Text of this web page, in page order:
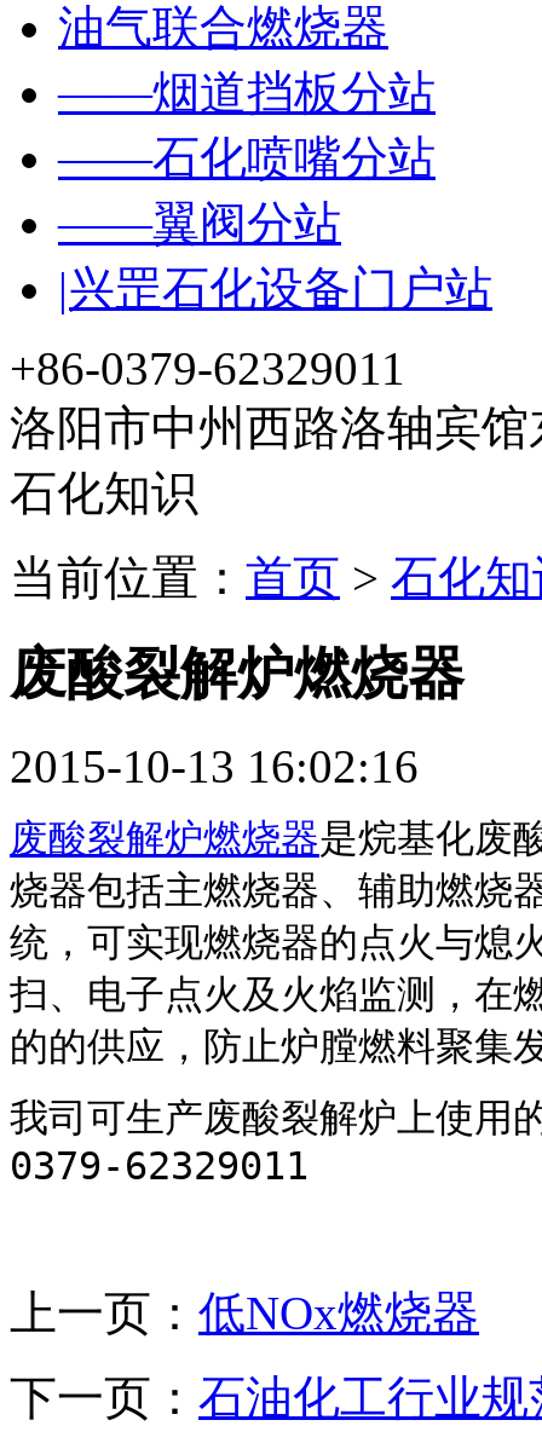
油气联合燃烧器
——烟道挡板分站
——石化喷嘴分站
——翼阀分站
|兴罡石化设备门户站
+86-0379-62329011
洛阳市中州西路洛轴宾馆
石化知识
当前位置： 首页 > 石化
废酸裂解炉燃烧器
2015-10-13 16:02:16
废酸裂解炉燃烧器是烷基化废
烧器包括主燃烧器、辅助燃烧
统，可实现燃烧器的点火与熄
扫、电子点火及火焰监测，在
的的供应，防止炉膛燃料聚集
我司可生产废酸裂解炉上使用
0379-62329011
上一页： 低NOx燃烧器
下一页： 石油化工行业